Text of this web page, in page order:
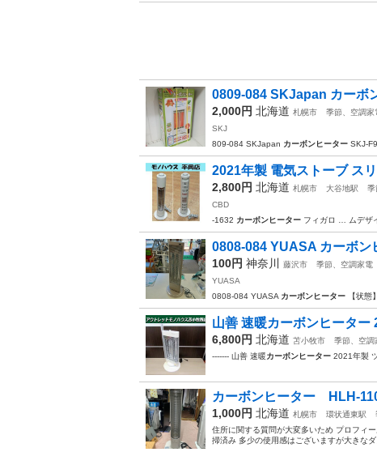
0809-084 SKJapan カーボ
2,000円 北海道 札幌市
季節、空調家
SKJ
809-084 SKJapan カーボンヒーター SKJ-
2021年製 電気ストーブ ス
2,800円 北海道 札幌市 大谷地駅
季
CBD
-1632 カーボンヒーター フィガロ … ムデザ
0808-084 YUASA カーボン
100円 神奈川 藤沢市
季節、空調家電
YUASA
0808-084 YUASA カーボンヒーター 【状態
山善 速暖カーボンヒータ
6,800円 北海道 苫小牧市
季節、空調
------- 山善 速暖カーボンヒーター 2021年製
カーボンヒーター HLH-
1,000円 北海道 札幌市 環状通東駅
住所に関する質問が大変多いため プロフィ
掃済み 多少の使用感はございますが大きな